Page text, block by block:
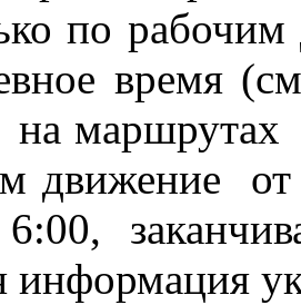
по
время
маршрутах
движение от
информация